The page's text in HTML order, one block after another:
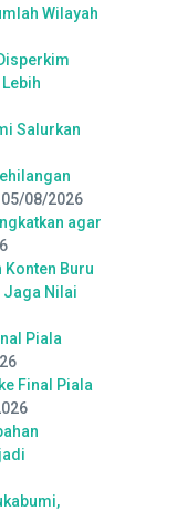
Wilayah
Salurkan
05/08/2026
agar
Konten Buru
Jaga Nilai
Piala
Final Piala